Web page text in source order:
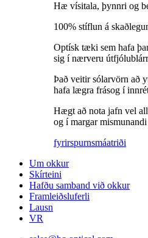
Hæ vísitala, þynnri og
100% stíflun á
Optísk tæki sem hafa
sig í nærveru
Það veitir sólarvörn að
hafa lægra frásog í
Hægt að nota jafn vel
og í margar
fyrirspurnsmáatriði
Um okkur
Skírteini
Hafðu samband við okkur
Framleiðsluferli
Lausn
VR